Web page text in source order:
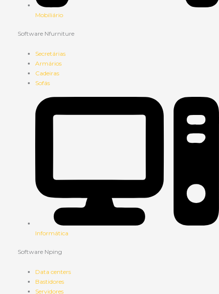
Mobiliário
Software Nfurniture
Secretárias
Armários
Cadeiras
Sofás
Informática
Software Nping
Data centers
Bastidores
Servidores